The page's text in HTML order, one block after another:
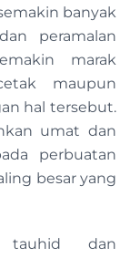
banyak
peramalan
marak
maupun
hal tersebut.
umat dan
perbuatan
besar yang
tauhid dan